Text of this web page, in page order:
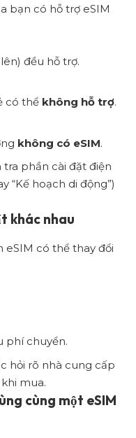
bạn có hỗ trợ eSIM
đều hỗ trợ.
có thể không hỗ trợ.
không có eSIM.
tra phần cài đặt điện
“Kế hoạch di động”)
khác nhau
eSIM có thể thay đổi
phí chuyển.
hỏi rõ nhà cung cấp
mua.
cùng một eSIM